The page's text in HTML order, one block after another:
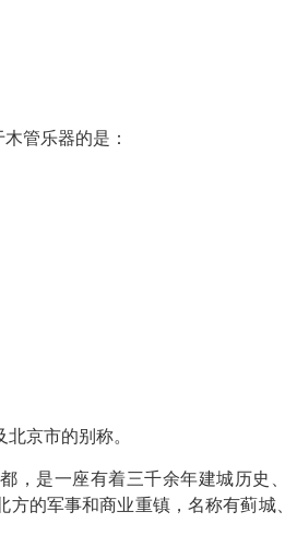
管乐器的是：
京市的别称。
是一座有着三千余年建城历史
的军事和商业重镇，名称有蓟城